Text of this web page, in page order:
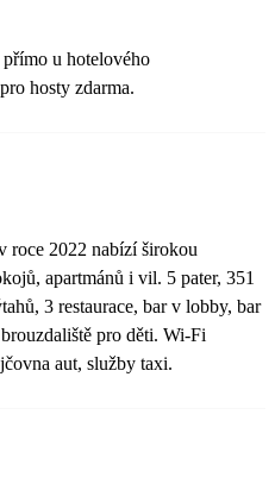
přímo u hotelového
hosty zdarma.
roce 2022 nabízí širokou
apartmánů i vil. 5 pater, 351
3 restaurace, bar v lobby, bar
pro děti. Wi-Fi
aut, služby taxi.